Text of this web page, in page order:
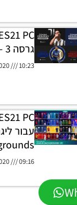
גרסה 3 – Graphic Menu Mod V3
10:23
09:16